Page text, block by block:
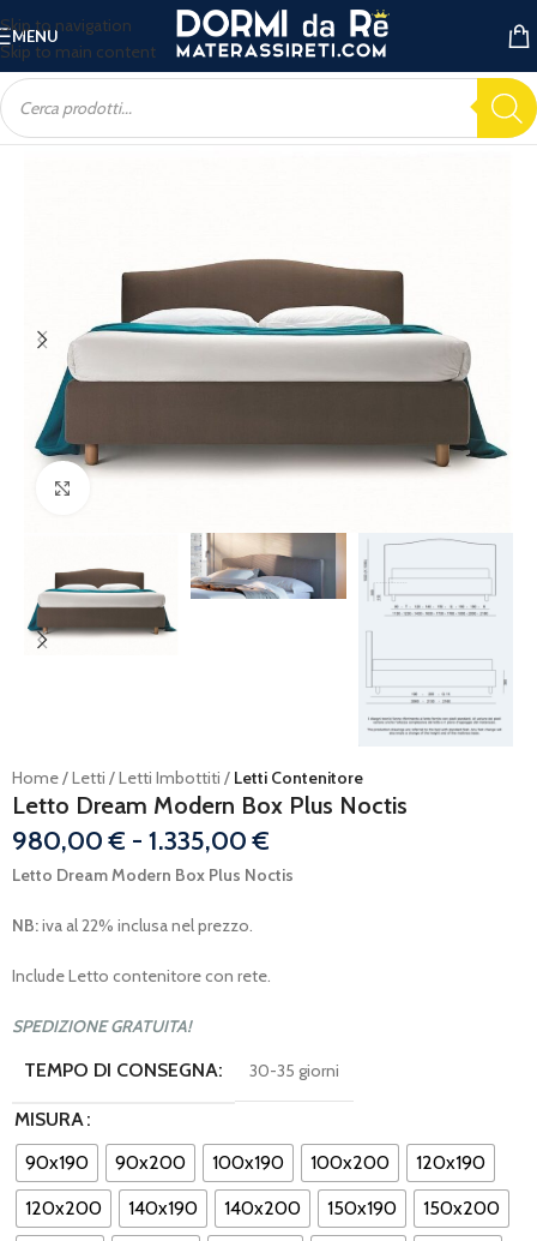
Skip to navigation
Skip to main content
MENU
Home Letti Letti Imbottiti Letti Contenitore
Letto Dream Modern Box Plus Noctis
980,00€ - 1.335,00€
Letto Dream Modern Box Plus Noctis
NB:iva al 22% inclusa nel prezzo.
Include Letto contenitore con rete.
SPEDIZIONE GRATUITA!
TEMPO DI CONSEGNA: 30-35 giorni
MISURA
90x190
90x200 100x190 100x200
120x190
120x200
140x190 140x200 150x190
150x200